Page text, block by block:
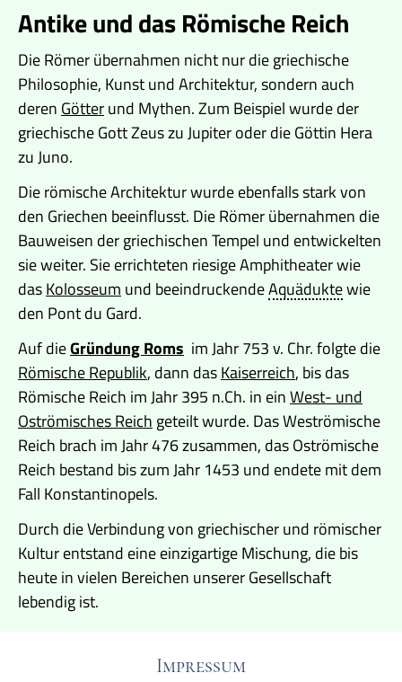
Antike und das Römische Reich
Die Römer übernahmen nicht nur die griechische
Philosophie, Kunst und Architektur, sondern auch
deren Götterund Mythen. Zum Beispiel wurde der
griechische Gott Zeus zu Jupiter oder die Göttin Hera
zu Juno.
Die römische Architektur wurde ebenfalls stark von
den Griechen beeinflusst. Die Römer übernahmen die
Bauweisen der griechischen Tempel und entwickelten
sie weiter. Sie errichteten riesige Amphitheater wie
dasKolosseum und beeindruckendeAquäduktewie
den Pont du Gard.
Auf dieGründung Roms im Jahr 753 v. Chr. folgte die
Römische Republik, dann dasKaiserreich, bis das
Römische Reich im Jahr 395 n.Ch. in einWest- und
Oströmisches Reich geteilt wurde. Das Weströmische
Reich brach im Jahr 476 zusammen, das Oströmische
Reich bestand bis zum Jahr 1453 und endete mit dem
Fall Konstantinopels.
Durch die Verbindung von griechischer und römischer
Kultur entstand eine einzigartige Mischung, die bis
heute in vielen Bereichen unserer Gesellschaft
lebendig ist.
Impressum